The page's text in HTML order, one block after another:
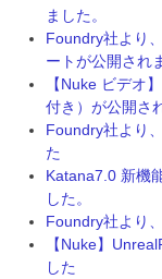
ました。
Foundry社より
ートが公開され
【Nuke ビデオ
付き）が公開さ
Foundry社より
た
Katana7.0 新機
した。
Foundry社より
【Nuke】
した